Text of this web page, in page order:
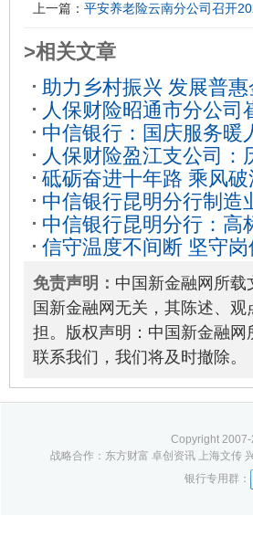
上一篇： 平安养老险云南分公司召开
>相关文章
助力乡村振兴 发展普
嘎洒开展扶贫考察调研
人保财险昭通市分公
2022-09-10
中信银行：国庆服务暖
人保财险盈江支公司
28
砥砺奋进十年路 乘风
华夏”亮丽名片2021-
中信银行昆明分行制造
展 2022-12-29
中信银行昆明分行：高
擎”2021-12-28
信守温度不间断 坚守
积极响应就地过年倡议
免责声明： 中国新金融网所
国新金融网无关，其陈述、
担。版权声明：中国新金融
联系我们，我们将及时撤除。
Copyright 2007-
战略合作：东方财富 卓创资讯 上海文传
银行专用群：